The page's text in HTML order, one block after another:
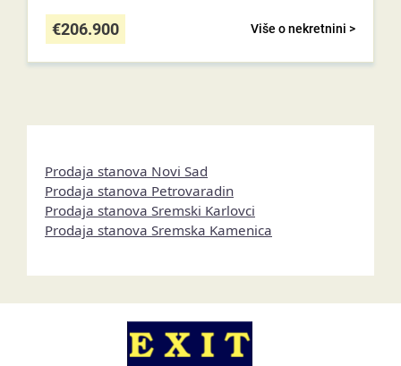
Više o nekretnini >
€206.900
Prodaja stanova Novi Sad
Prodaja stanova Petrovaradin
Prodaja stanova Sremski Karlovci
Prodaja stanova Sremska Kamenica